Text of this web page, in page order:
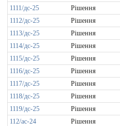
1111/дс-25
Рішення
1112/дс-25
Рішення
1113/дс-25
Рішення
1114/дс-25
Рішення
1115/дс-25
Рішення
1116/дс-25
Рішення
1117/дс-25
Рішення
1118/дс-25
Рішення
1119/дс-25
Рішення
112/ас-24
Рішення